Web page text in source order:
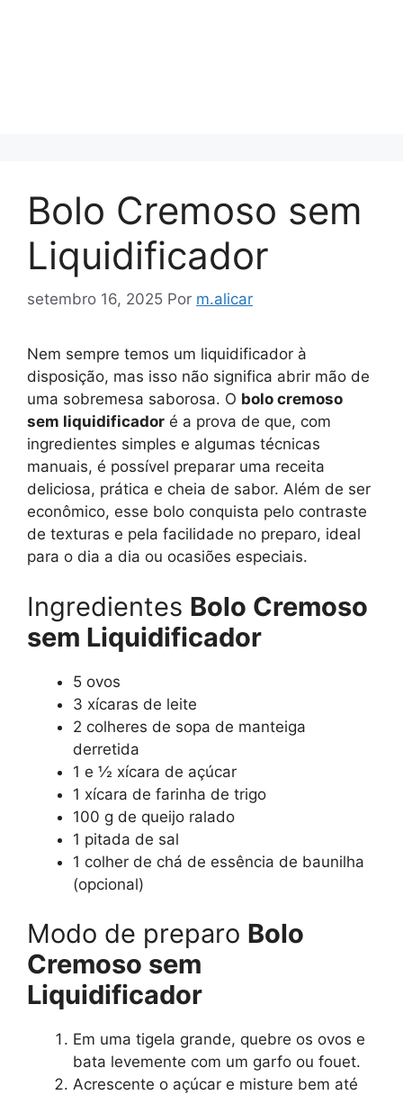
Bolo Cremoso sem
Liquidificador
setembro 16, 2025 Por m.alicar
Nem sempre temos um liquidificador à
disposição, mas isso não significa abrir mão de
uma sobremesa saborosa. O bolo cremoso
sem liquidificador é a prova de que, com
ingredientes simples e algumas técnicas
manuais, é possível preparar uma receita
deliciosa, prática e cheia de sabor. Além de ser
econômico, esse bolo conquista pelo contraste
de texturas e pela facilidade no preparo, ideal
para o dia a dia ou ocasiões especiais.
Ingredientes Bolo Cremoso
sem Liquidificador
5 ovos
3 xícaras de leite
2 colheres de sopa de manteiga
derretida
1 e ½ xícara de açúcar
1 xícara de farinha de trigo
100 g de queijo ralado
1 pitada de sal
1 colher de chá de essência de baunilha
(opcional)
Modo de preparo Bolo
Cremoso sem
Liquidificador
Em uma tigela grande, quebre os ovos e
bata levemente com um garfo ou fouet.
Acrescente o açúcar e misture bem até